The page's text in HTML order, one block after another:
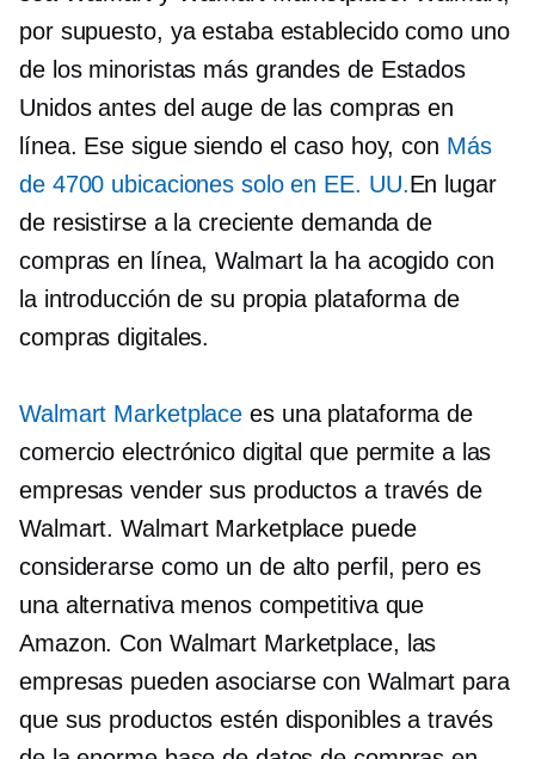
por supuesto, ya estaba establecido como uno
de los minoristas más grandes de Estados
Unidos antes del auge de las compras en
línea. Ese sigue siendo el caso hoy, con Más
de 4700 ubicaciones solo en EE. UU.En lugar
de resistirse a la creciente demanda de
compras en línea, Walmart la ha acogido con
la introducción de su propia plataforma de
compras digitales.
Walmart Marketplace es una plataforma de
comercio electrónico digital que permite a las
empresas vender sus productos a través de
Walmart. Walmart Marketplace puede
considerarse como un de alto perfil, pero es
una alternativa menos competitiva que
Amazon. Con Walmart Marketplace, las
empresas pueden asociarse con Walmart para
que sus productos estén disponibles a través